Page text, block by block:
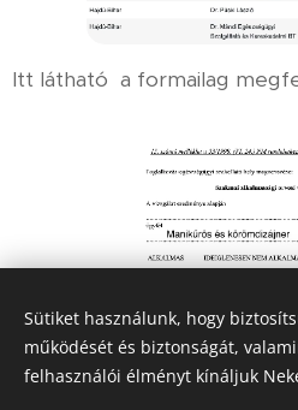
Itt látható a formailag
Sütiket használunk, hogy
működését és biztonságát,
felhasználói élményt kínáljuk